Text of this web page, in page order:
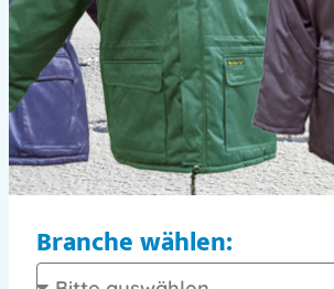
Hier
Branche wählen: